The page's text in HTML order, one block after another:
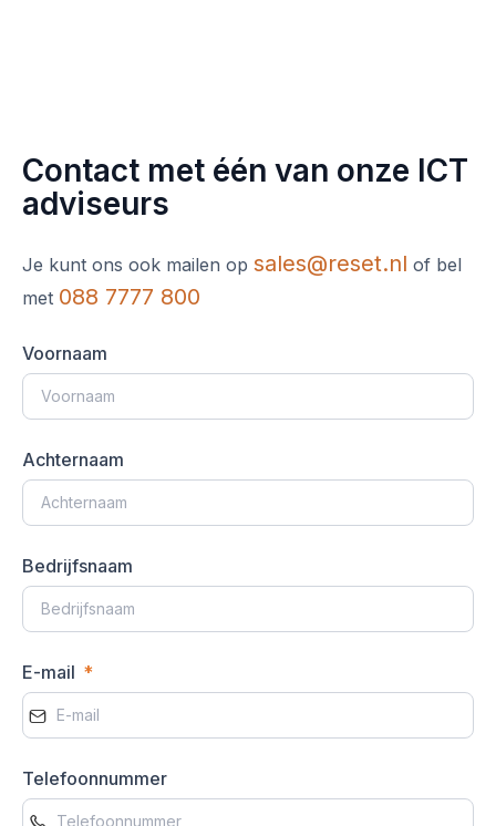
Contact met één van onze ICT
adviseurs
Je kunt ons ook mailen op sales@reset.nl of bel
met 088 7777 800
Voornaam
Achternaam
Bedrijfsnaam
E-mail
Telefoonnummer